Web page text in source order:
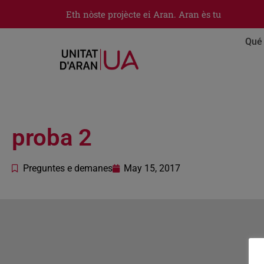
Eth nòste projècte ei Aran. Aran ès tu
proba 2
Preguntes e demanes May 15, 2017